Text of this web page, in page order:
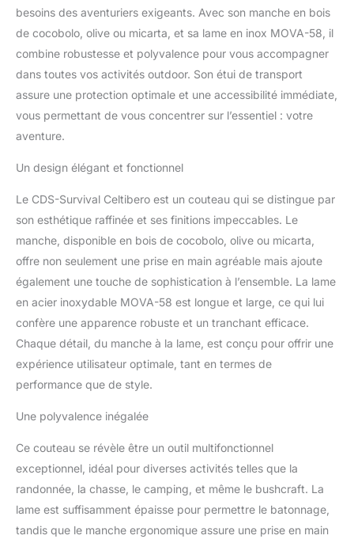
besoins des aventuriers exigeants. Avec son manche en bois
de cocobolo, olive ou micarta, et sa lame en inox MOVA-58, il
combine robustesse et polyvalence pour vous accompagner
dans toutes vos activités outdoor. Son étui de transport
assure une protection optimale et une accessibilité immédiate,
vous permettant de vous concentrer sur l’essentiel : votre
aventure.
Un design élégant et fonctionnel
Le CDS-Survival Celtibero est un couteau qui se distingue par
son esthétique raffinée et ses finitions impeccables. Le
manche, disponible en bois de cocobolo, olive ou micarta,
offre non seulement une prise en main agréable mais ajoute
également une touche de sophistication à l’ensemble. La lame
en acier inoxydable MOVA-58 est longue et large, ce qui lui
confère une apparence robuste et un tranchant efficace.
Chaque détail, du manche à la lame, est conçu pour offrir une
expérience utilisateur optimale, tant en termes de
performance que de style.
Une polyvalence inégalée
Ce couteau se révèle être un outil multifonctionnel
exceptionnel, idéal pour diverses activités telles que la
randonnée, la chasse, le camping, et même le bushcraft. La
lame est suffisamment épaisse pour permettre le batonnage,
tandis que le manche ergonomique assure une prise en main